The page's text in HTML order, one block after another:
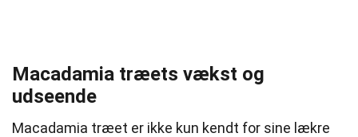
Macadamia træets vækst og
udseende
Macadamia træet er ikke kun kendt for sine lækre